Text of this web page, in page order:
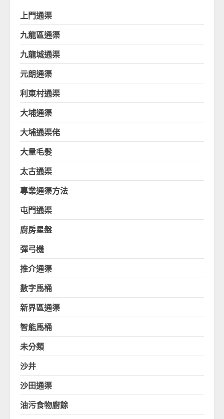
上門通渠
九龍區通渠
九龍城通渠
元朗通渠
利東村通渠
大埔通渠
大埔通渠佬
大量毛髮
太古通渠
專業通渠方法
屯門通渠
廚房星盤
彈弓機
推介通渠
數字馬桶
新界區通渠
智能馬桶
未分類
沙井
沙田通渠
油污食物廚餘